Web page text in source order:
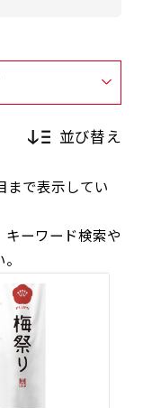
並び替え
新着順
安い順
が高い順
まで表示してい
ーワード検索や